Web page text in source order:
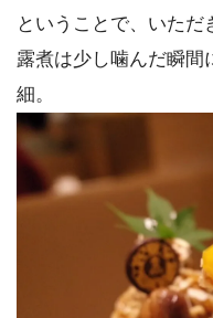
ということで、いた
露煮は少し噛んだ瞬間
細。